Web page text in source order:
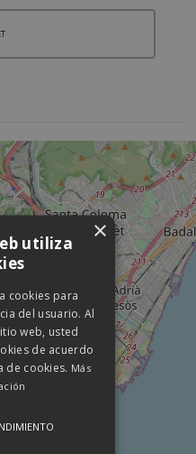
×
utiliza
cookies para
del usuario. Al
web, usted
de acuerdo
de cookies. Más